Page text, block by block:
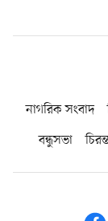
নাগরিক সংবাদ
বন্ধুসভা